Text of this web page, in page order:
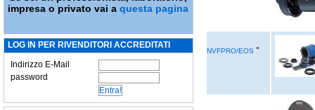
impresa o privato vai aquesta pagina
LOG IN PER RIVENDITORI ACCREDITATI
Indirizzo E-Mail
password
NVFPRO/EOS °